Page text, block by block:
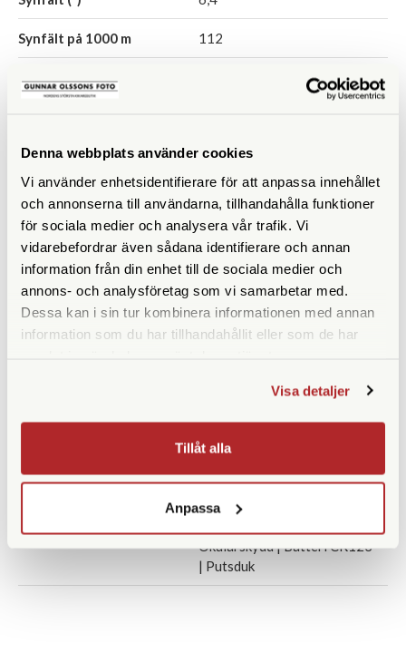
Denna webbplats använder cookies
Vi använder enhetsidentifierare för att anpassa innehållet
och annonserna till användarna, tillhandahålla funktioner
för sociala medier och analysera vår trafik. Vi
vidarebefordrar även sådana identifierare och annan
information från din enhet till de sociala medier och
annons- och analysföretag som vi samarbetar med.
Dessa kan i sin tur kombinera informationen med annan
information som du har tillhandahållit eller som de har
Visa detaljer
Tillåt alla
Anpassa
Synfält på 1000 m 112
Vattentät
Fokuseringstyp Centrumfokus
Batterityp CR123
Batteritid
Ögonavstånd/Eye relief
(mm)
17
170 x 130
Garanti
Okularskydd | Batteri CR123
| Putsduk